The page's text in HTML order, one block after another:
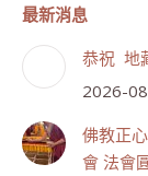
最新消息
恭祝 地
2026-
佛教正
會 法會